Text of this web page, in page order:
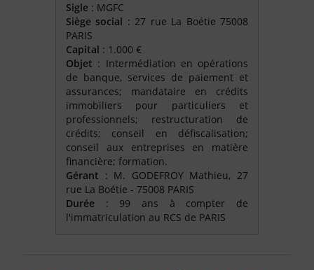
Sigle : MGFC
Siège social : 27 rue La Boétie 75008
PARIS
Capital : 1.000 €
Objet : Intermédiation en opérations
de banque, services de paiement et
assurances; mandataire en crédits
immobiliers pour particuliers et
professionnels; restructuration de
crédits; conseil en défiscalisation;
conseil aux entreprises en matière
financière; formation.
Gérant : M. GODEFROY Mathieu, 27
rue La Boétie - 75008 PARIS
Durée : 99 ans à compter de
l'immatriculation au RCS de PARIS